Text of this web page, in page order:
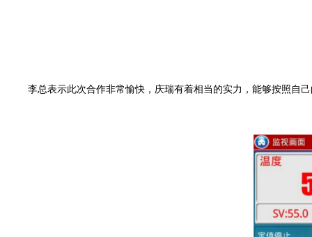
李总表示此次合作非常愉快，庆瑞有着相当的实力，能够按照自